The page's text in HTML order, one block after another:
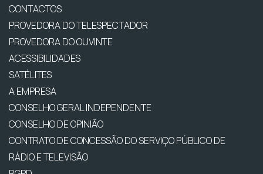
CONTACTOS
PROVEDORA DO TELESPECTADOR
PROVEDORA DO OUVINTE
ACESSIBILIDADES
SATÉLITES
A EMPRESA
CONSELHO GERAL INDEPENDENTE
CONSELHO DE OPINIÃO
CONTRATO DE CONCESSÃO DO SERVIÇO PÚBLICO DE
RÁDIO E TELEVISÃO